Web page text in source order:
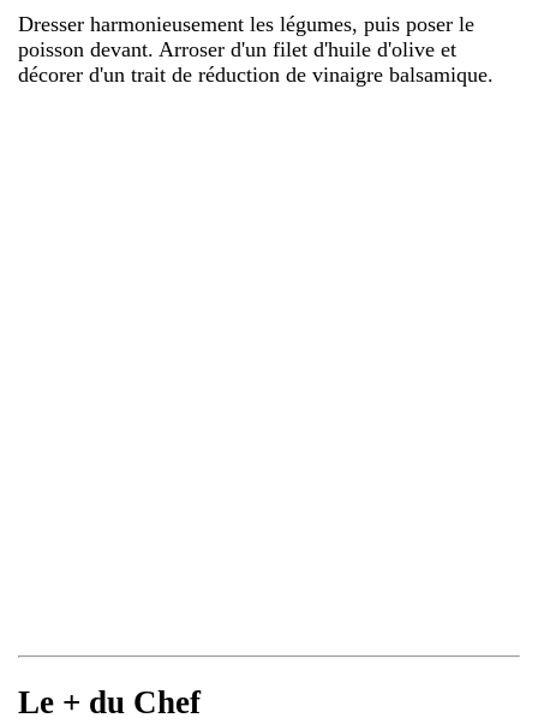
Dresser harmonieusement les légumes, puis poser le
poisson devant. Arroser d'un filet d'huile d'olive et
décorer d'un trait de réduction de vinaigre balsamique.
Le + du Chef